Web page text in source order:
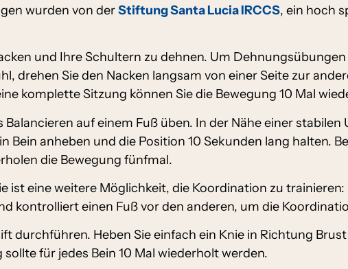
wurden von derStiftung Santa Lucia IRCCS, ein hoch
und Ihre Schultern zu dehnen. Um
drehen Sie den Nacken langsam von einer Seite zur
komplette Sitzung können Sie die Bewegung 10 Mal
auf einem Fuß üben. In der Nähe einer stabilen
Bein anheben und die Position 10 Sekunden lang halten.
die Bewegung fünfmal.
ist eine weitere Möglichkeit, die Koordination zu trainieren:
kontrolliert einen Fuß vor den anderen, um die
durchführen. Heben Sie einfach ein Knie in Richtung
für jedes Bein 10 Mal wiederholt werden.